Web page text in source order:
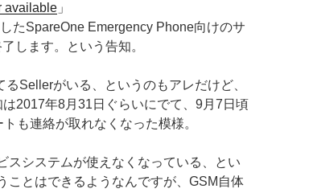
available 」
たSpareOne Emergency Phone向けのサ
します。という告知。
Sellerがいる、というのもアレだけど、
2017年8月31日ぐらいにでて、9月7日頃
も連絡が取れなくなった模様。
スシステムが使えなくなっている、とい
ことはできるようなんですが、GSM自体